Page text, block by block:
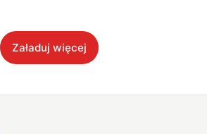
Załaduj więcej